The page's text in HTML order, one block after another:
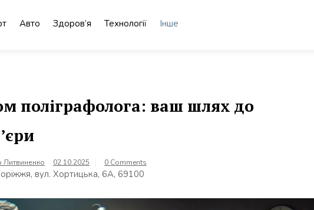
Авто Здоров’я Технології Інше
поліграфолога: ваш шлях до
Литвиненко 02.10.2025 0 Comments
вул. Хортицька, 6А, 69100